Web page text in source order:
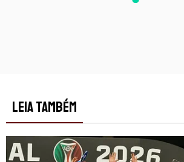
LEIA TAMBÉM